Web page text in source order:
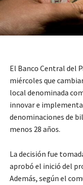
El Banco Central del
miércoles que
local denominada
innovar e
denominaciones de
menos 28 años.
La decisión fue
aprobó el inició del
Además, según el